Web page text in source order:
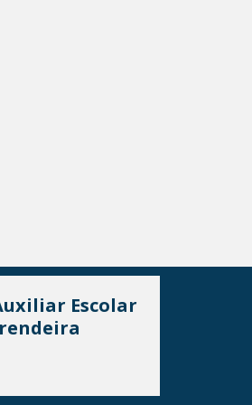
Escolar